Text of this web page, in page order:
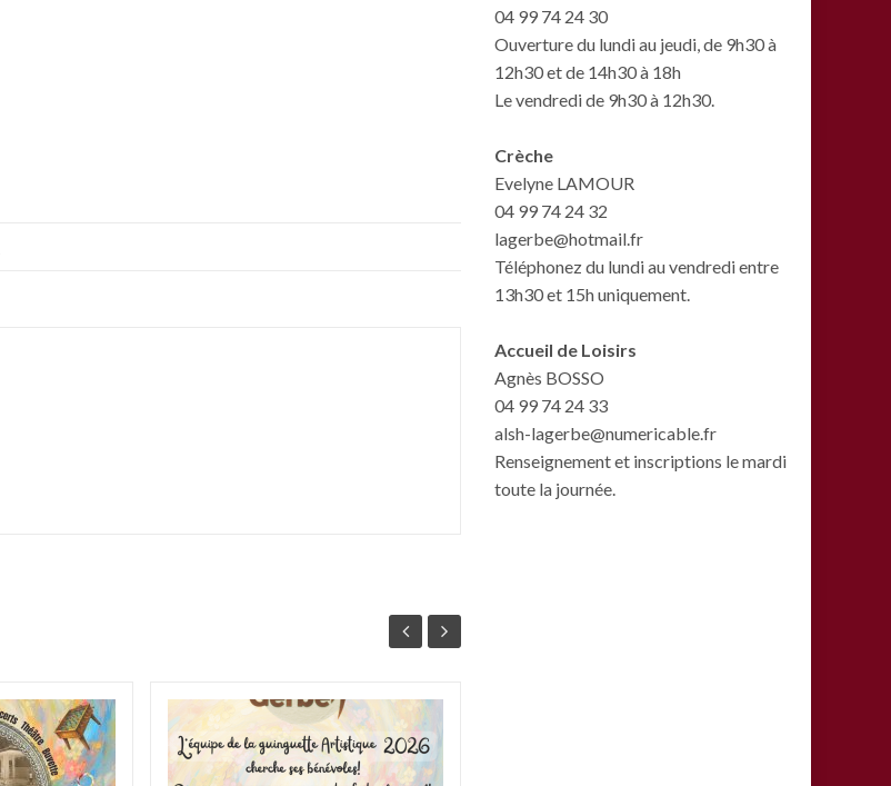
04 99 74 24 30
Ouverture du lundi au jeudi, de 9h30 à
12h30 et de 14h30 à 18h
Le vendredi de 9h30 à 12h30.
Crèche
Evelyne LAMOUR
04 99 74 24 32
lagerbe@hotmail.fr
Téléphonez du lundi au vendredi entre
13h30 et 15h uniquement.
Accueil de Loisirs
Agnès BOSSO
04 99 74 24 33
alsh-lagerbe@numericable.fr
Renseignement et inscriptions le mardi
toute la journée.